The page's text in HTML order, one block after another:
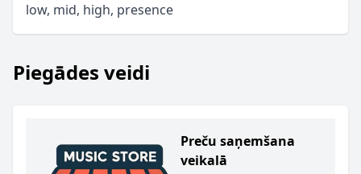
low, mid, high, presence
Piegādes veidi
Preču saņemšana
veikalā